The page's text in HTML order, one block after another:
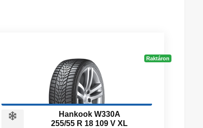
Raktáron
Hankook W330A
255/55 R 18 109 V XL